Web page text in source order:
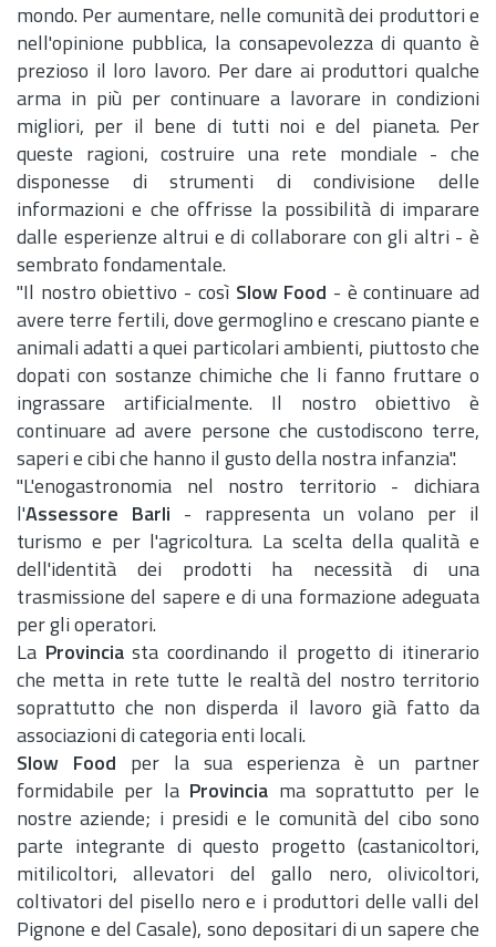
mondo. Per aumentare, nelle comunità dei produttori e
nell'opinione pubblica, la consapevolezza di quanto è
prezioso il loro lavoro. Per dare ai produttori qualche
arma in più per continuare a lavorare in condizioni
migliori, per il bene di tutti noi e del pianeta. Per
queste ragioni, costruire una rete mondiale - che
disponesse di strumenti di condivisione delle
informazioni e che offrisse la possibilità di imparare
dalle esperienze altrui e di collaborare con gli altri - è
sembrato fondamentale.
"Il nostro obiettivo - così Slow Food - è continuare ad
avere terre fertili, dove germoglino e crescano piante e
animali adatti a quei particolari ambienti, piuttosto che
dopati con sostanze chimiche che li fanno fruttare o
ingrassare artificialmente. Il nostro obiettivo è
continuare ad avere persone che custodiscono terre,
saperi e cibi che hanno il gusto della nostra infanzia".
"L'enogastronomia nel nostro territorio - dichiara
l'Assessore Barli - rappresenta un volano per il
turismo e per l'agricoltura. La scelta della qualità e
dell'identità dei prodotti ha necessità di una
trasmissione del sapere e di una formazione adeguata
per gli operatori.
La Provinciasta coordinando il progetto di itinerario
che metta in rete tutte le realtà del nostro territorio
soprattutto che non disperda il lavoro già fatto da
associazioni di categoria enti locali.
Slow Food per la sua esperienza è un partner
formidabile per la Provincia ma soprattutto per le
nostre aziende; i presidi e le comunità del cibo sono
parte integrante di questo progetto (castanicoltori,
mitilicoltori, allevatori del gallo nero, olivicoltori,
coltivatori del pisello nero e i produttori delle valli del
Pignone e del Casale), sono depositari di un sapere che